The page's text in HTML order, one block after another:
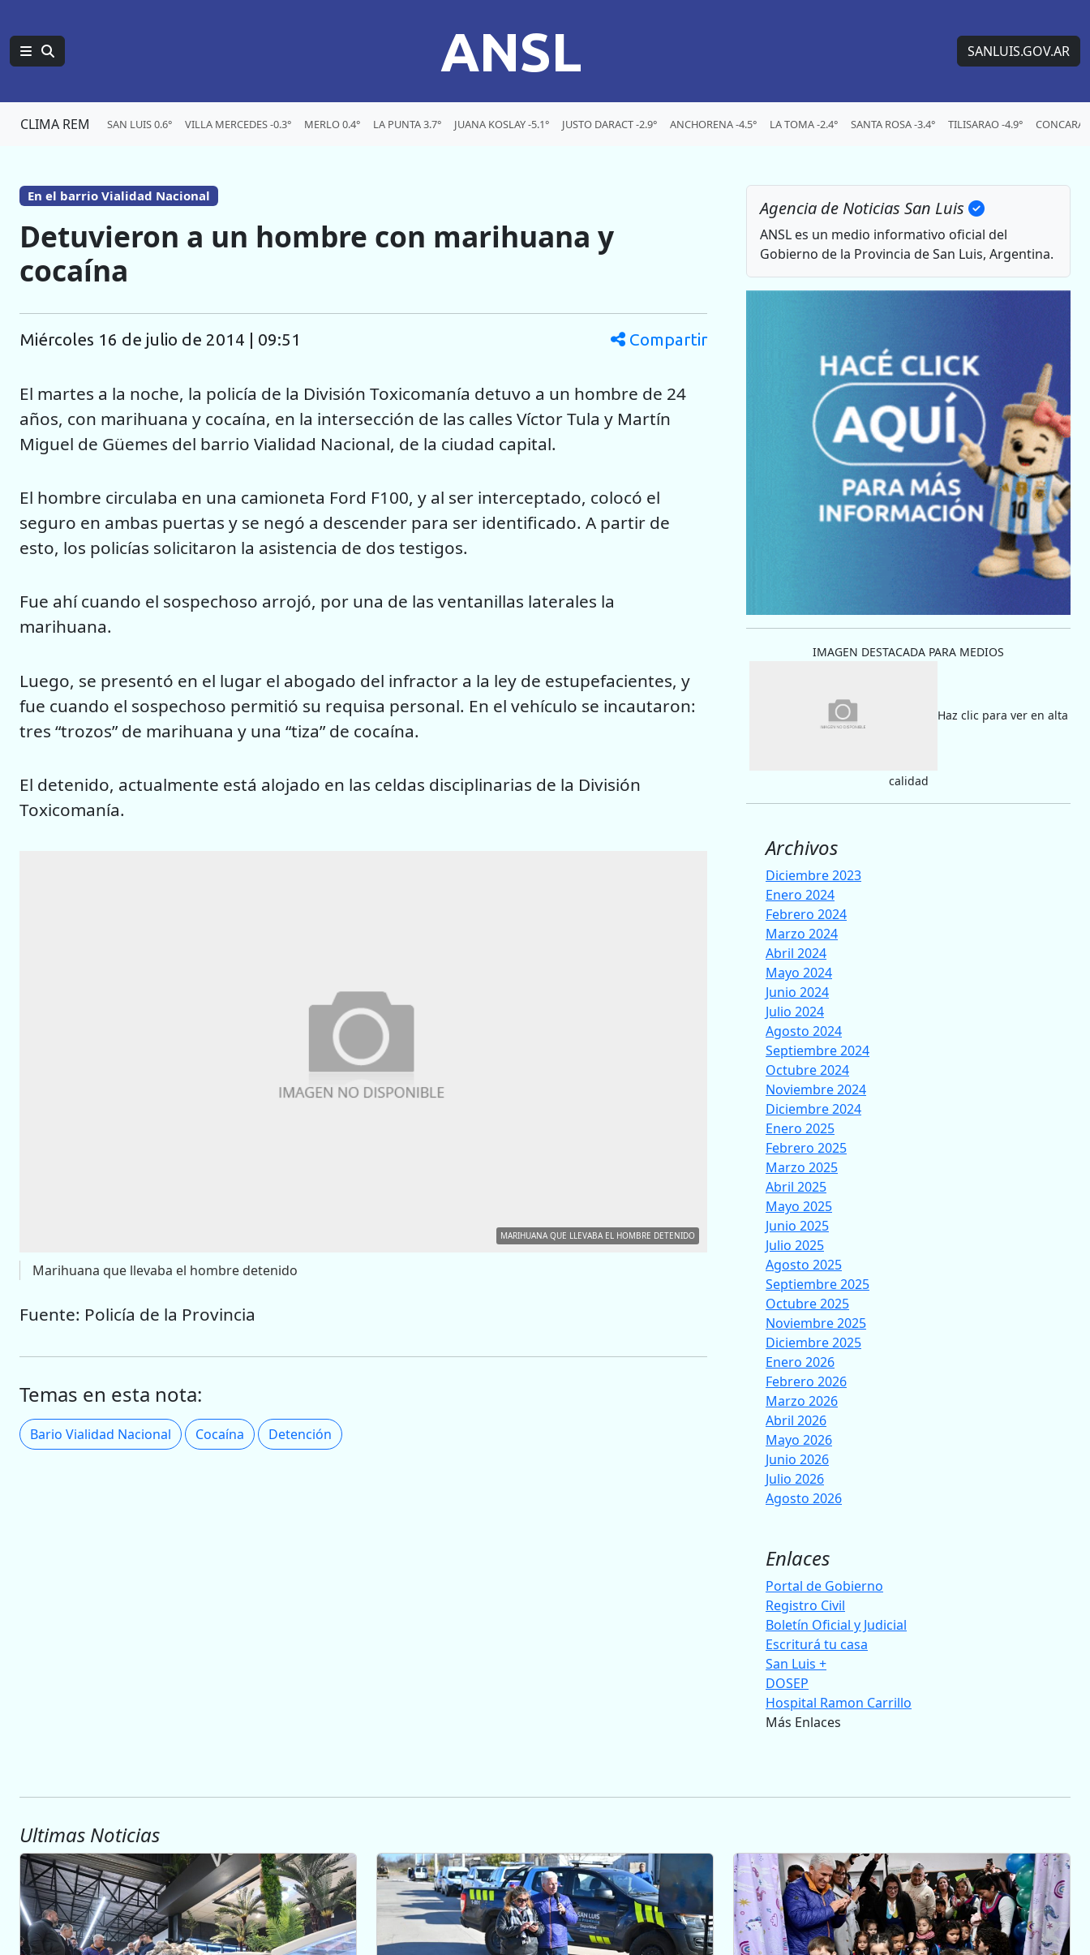
ANSL SANLUIS.GOV.AR
CLIMA REM SAN LUIS 0.6° VILLA MERCEDES -0.3° MERLO 0.4° LA PUNTA 3.7° JUANA KOSLAY -5.1° JUSTO DARACT -2.9° ANCHORENA -4.5° LA TOMA -2.4° SANTA ROSA -3.4° TILISARAO -4.9°
En el barrio Vialidad Nacional
Detuvieron a un hombre con marihuana y
cocaína
miércoles 16 de julio de 2014 | 09:51 Compartir
El martes a la noche, la policía de la División Toxicomanía detuvo a un hombre de 24
años, con marihuana y cocaína, en la intersección de las calles Víctor Tula y Martín
Miguel de Güemes del barrio Vialidad Nacional, de la ciudad capital.
El hombre circulaba en una camioneta Ford F100, y al ser interceptado, colocó el
seguro en ambas puertas y se negó a descender para ser identificado. A partir de
esto, los policías solicitaron la asistencia de dos testigos.
Fue ahí cuando el sospechoso arrojó, por una de las ventanillas laterales la
marihuana.
Luego, se presentó en el lugar el abogado del infractor a la ley de estupefacientes, y
fue cuando el sospechoso permitió su requisa personal. En el vehículo se incautaron:
tres “trozos” de marihuana y una “tiza” de cocaína.
El detenido, actualmente está alojado en las celdas disciplinarias de la División
Toxicomanía.
MARIHUANA QUE LLEVABA EL HOMBRE DETENIDO
Marihuana que llevaba el hombre detenido
Fuente: Policía de la Provincia
Temas en esta nota:
Bario Vialidad Nacional Cocaína Detención
Agencia de Noticias San Luis
ANSL es un medio informativo oficial del
Gobierno de la Provincia de San Luis, Argentina.
IMAGEN DESTACADA PARA MEDIOS
Haz clic para ver en alta
calidad
Archivos
Diciembre 2023
Enero 2024
Febrero 2024
Marzo 2024
Abril 2024
Mayo 2024
Junio 2024
Julio 2024
Agosto 2024
Septiembre 2024
Octubre 2024
Noviembre 2024
Diciembre 2024
Enero 2025
Febrero 2025
Marzo 2025
Abril 2025
Mayo 2025
Junio 2025
Julio 2025
Agosto 2025
Septiembre 2025
Octubre 2025
Noviembre 2025
Diciembre 2025
Enero 2026
Febrero 2026
Marzo 2026
Abril 2026
Mayo 2026
Junio 2026
Julio 2026
Agosto 2026
Enlaces
Portal de Gobierno
Registro Civil
Boletín Oficial y Judicial
Escriturá tu casa
San Luis +
DOSEP
Hospital Ramon Carrillo
Más Enlaces
Ultimas Noticias